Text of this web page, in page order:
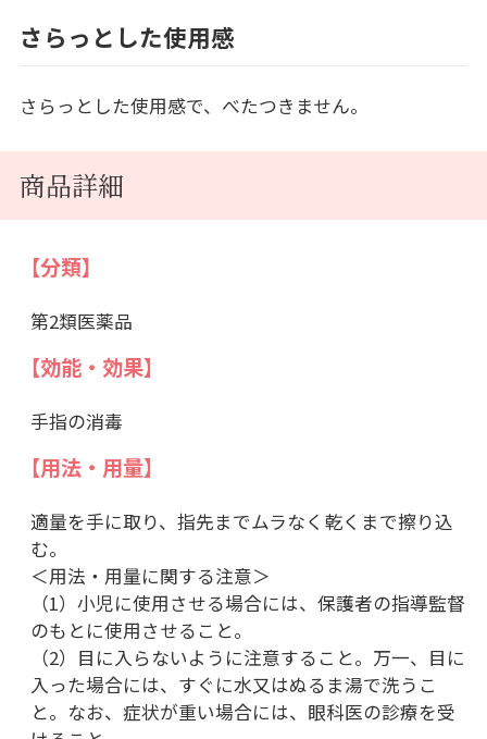
さらっとした使用感
さらっとした使用感で、べたつきません。
商品詳細
【分類】
第2類医薬品
【効能・効果】
手指の消毒
【用法・用量】
適量を手に取り、指先までムラなく乾くまで擦り込
む。
＜用法・用量に関する注意＞
（1）小児に使用させる場合には、保護者の指導監督
のもとに使用させること。
（2）目に入らないように注意すること。万一、目に
入った場合には、すぐに水又はぬるま湯で洗うこ
と。なお、症状が重い場合には、眼科医の診療を受